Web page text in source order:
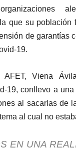
que su población
de garantías
19.
AFET, Viena
19, conllevo a
al sacarlas de
al cual no
EN UNA